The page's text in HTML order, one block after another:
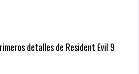
detalles de Resident Evil 9